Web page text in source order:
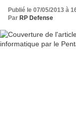
Publié le 07/05/2013 à
Par RP Defense